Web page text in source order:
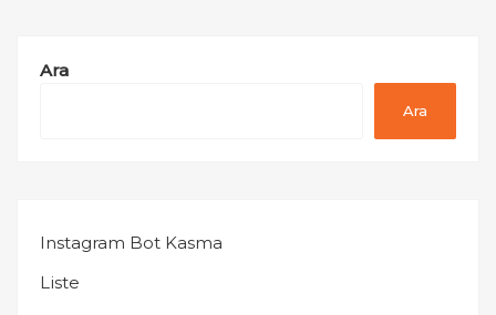
Ara
Ara
Instagram Bot Kasma
Liste